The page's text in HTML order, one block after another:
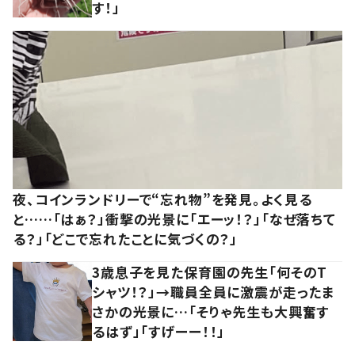
す！」
夜、コインランドリーで“忘れ物”を発見。よく見る
と……「はぁ？」衝撃の光景に「エーッ！？」「なぜ落ちて
る？」「どこで忘れたことに気づくの？」
3歳息子を見た保育園の先生「何そのT
シャツ！？」→職員全員に激震が走ったま
さかの光景に…「そりゃ先生も大興奮す
るはず」「すげーー！！」